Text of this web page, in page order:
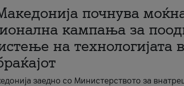
почнува
кампања за
на технологијата
заедно со Министерството за